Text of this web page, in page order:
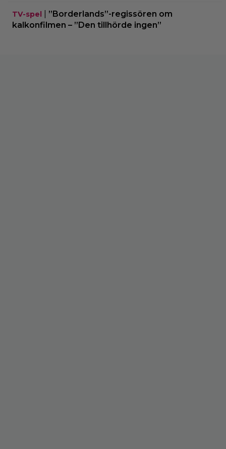
TV-spel
”Borderlands”-regissören om
kalkonfilmen – ”Den tillhörde ingen”